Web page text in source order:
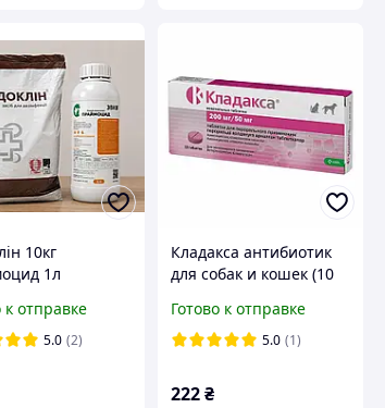
10кг
1л
к отправке
5.0 (2)
Кладакса антибиотик
для собак и кошек (10
200/50 м (8 - 40 кг)
Готово к отправке
5.0 (1)
222₴